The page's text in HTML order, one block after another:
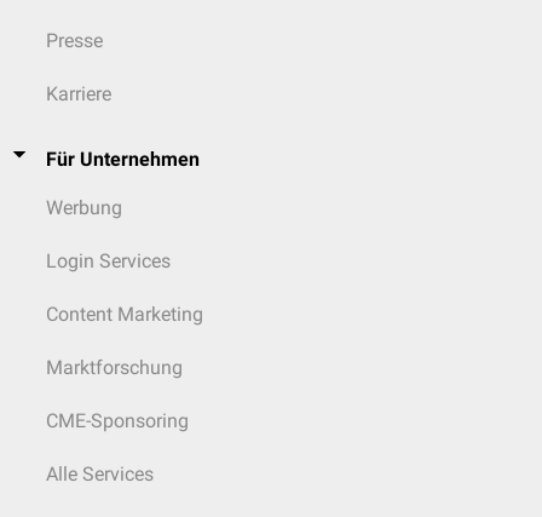
Presse
Karriere
Für Unternehmen
Werbung
Login Services
Content Marketing
Marktforschung
CME-Sponsoring
Alle Services